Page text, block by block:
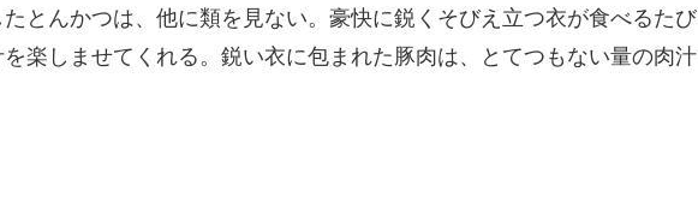
とんかつは、他に類を見ない。豪快に鋭くそびえ立つ衣が食べるたび
楽しませてくれる。鋭い衣に包まれた豚肉は、とてつもない量の肉汁